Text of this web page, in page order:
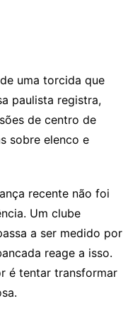
uma torcida que
paulista registra,
de centro de
sobre elenco e
recente não foi
Um clube
a ser medido por
reage a isso.
é tentar transformar